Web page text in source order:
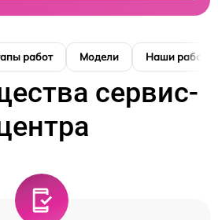
работ Модели Наши работы
сервис-